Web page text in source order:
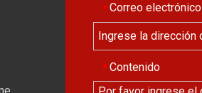
* Correo electrónico
* Contenido